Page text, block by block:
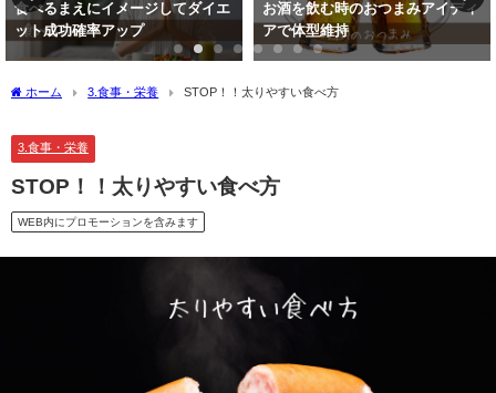
食べるまえにイメージしてダイエ
ット成功確率アップ
お酒を飲む時のおつまみアイディ
アで体型維持
ホーム 3.食事・栄養 STOP！！太りやすい食べ方
3.食事・栄養
STOP！！太りやすい食べ方
WEB内にプロモーションを含みます